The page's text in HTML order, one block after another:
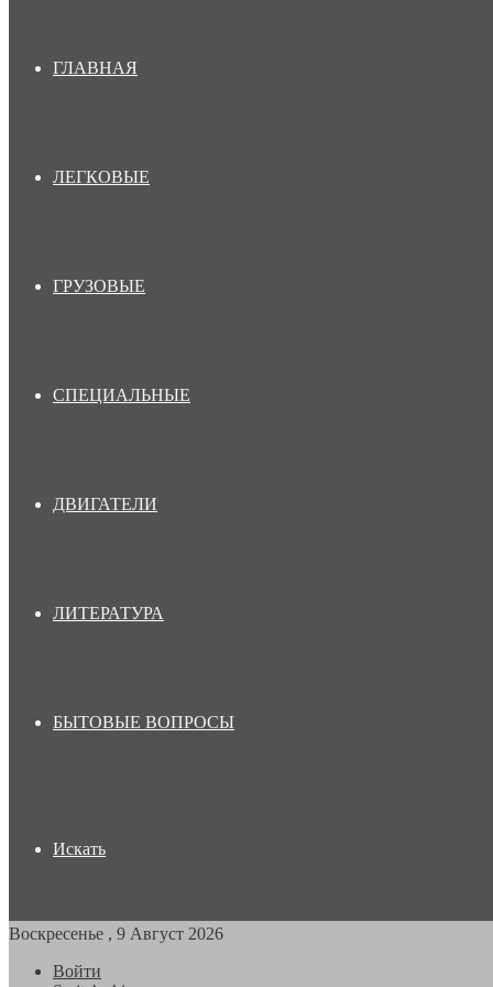
ГЛАВНАЯ
ЛЕГКОВЫЕ
ГРУЗОВЫЕ
СПЕЦИАЛЬНЫЕ
ДВИГАТЕЛИ
ЛИТЕРАТУРА
БЫТОВЫЕ ВОПРОСЫ
Искать
Воскресенье , 9 Август 2026
Войти